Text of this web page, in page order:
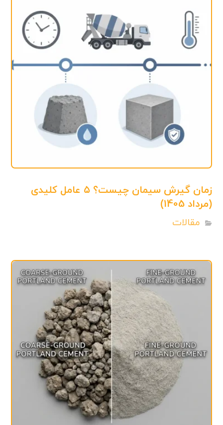
زمان گیرش سیمان چیست؟ ۵ عامل کلیدی
(مرداد 1405)
مقالات